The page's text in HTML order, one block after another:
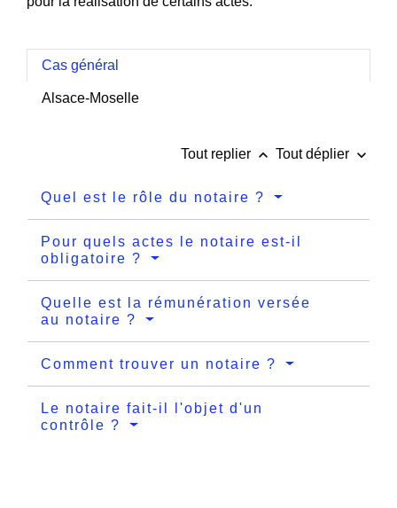
Cas général
Alsace-Moselle
Tout replier keyboard_arrow_up Tout déplier keyboard_arrow_down
Quel est le rôle du notaire ?
Pour quels actes le notaire est-il
obligatoire ?
Quelle est la rémunération versée
au notaire ?
Comment trouver un notaire ?
Le notaire fait-il l'objet d'un
contrôle ?